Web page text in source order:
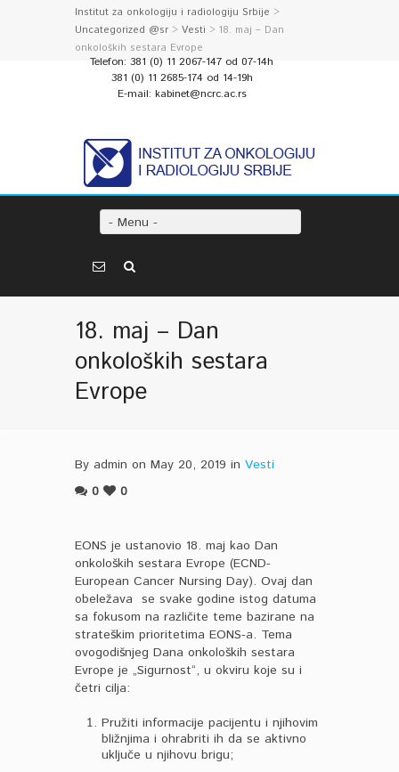
Institut za onkologiju i radiologiju Srbije >
Uncategorized @sr > Vesti > 18. maj – Dan
onkoloških sestara Evrope
Telefon: 381 (0) 11 2067-147 od 07-14h
381 (0) 11 2685-174 od 14-19h
E-mail: kabinet@ncrc.ac.rs
- Menu -
18. maj – Dan
onkoloških sestara
Evrope
By admin on May 20, 2019 in Vesti
0
0
EONS je ustanovio 18. maj kao Dan
onkoloških sestara Evrope (ECND-
European Cancer Nursing Day). Ovaj dan
obeležava se svake godine istog datuma
sa fokusom na različite teme bazirane na
strateškim prioritetima EONS-a. Tema
ovogodišnjeg Dana onkoloških sestara
Evrope je „Sigurnost“, u okviru koje su i
četri cilja:
Pružiti informacije pacijentu i njihovim
bližnjima i ohrabriti ih da se aktivno
uključe u njihovu brigu;